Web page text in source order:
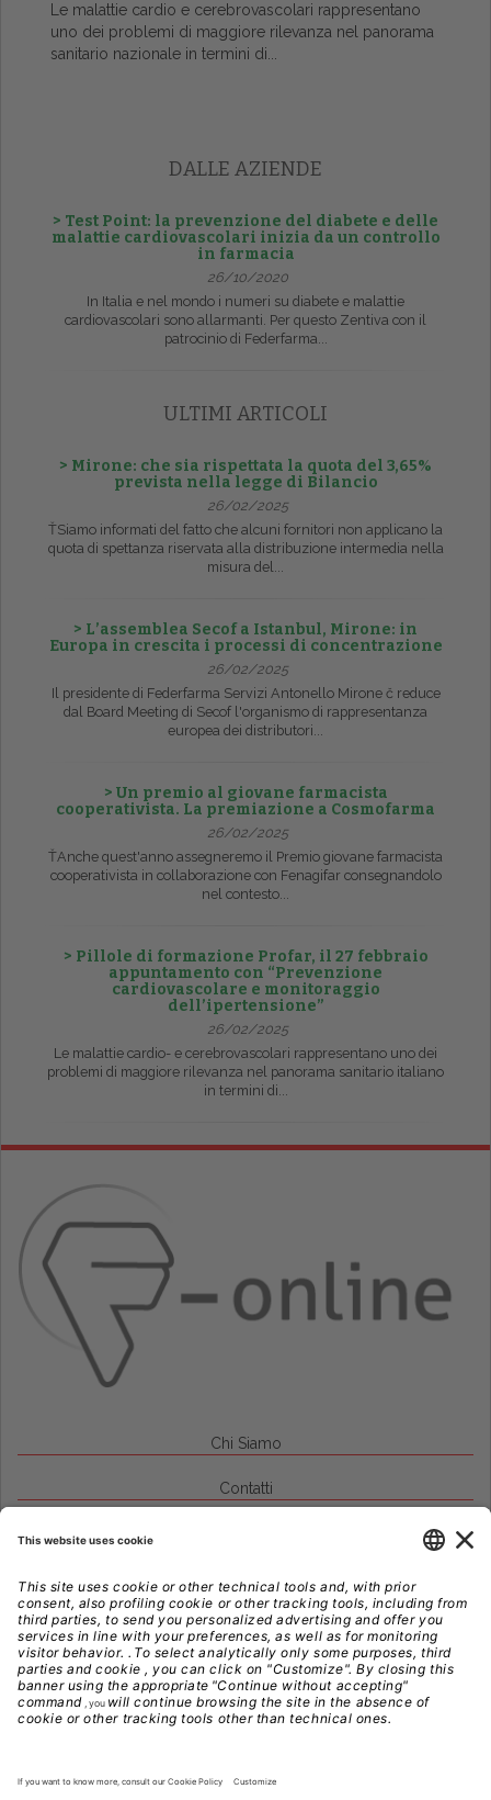
Le malattie cardio e cerebrovascolari rappresentano
uno dei problemi di maggiore rilevanza nel panorama
sanitario nazionale in termini di...
DALLE AZIENDE
> Test Point: la prevenzione del diabete e delle
malattie cardiovascolari inizia da un controllo
in farmacia
26/10/2020
In Italia e nel mondo i numeri su diabete e malattie
cardiovascolari sono allarmanti. Per questo Zentiva con il
patrocinio di Federfarma...
ULTIMI ARTICOLI
> Mirone: che sia rispettata la quota del 3,65%
prevista nella legge di Bilancio
26/02/2025
ŤSiamo informati del fatto che alcuni fornitori non applicano la
quota di spettanza riservata alla distribuzione intermedia nella
misura del...
> L’assemblea Secof a Istanbul, Mirone: in
Europa in crescita i processi di concentrazione
26/02/2025
Il presidente di Federfarma Servizi Antonello Mirone č reduce
dal Board Meeting di Secof l'organismo di rappresentanza
europea dei distributori...
> Un premio al giovane farmacista
cooperativista. La premiazione a Cosmofarma
26/02/2025
ŤAnche quest'anno assegneremo il Premio giovane farmacista
cooperativista in collaborazione con Fenagifar consegnandolo
nel contesto...
> Pillole di formazione Profar, il 27 febbraio
appuntamento con “Prevenzione
cardiovascolare e monitoraggio
dell’ipertensione”
26/02/2025
Le malattie cardio- e cerebrovascolari rappresentano uno dei
problemi di maggiore rilevanza nel panorama sanitario italiano
in termini di...
Chi Siamo
Contatti
Note Legali
Privacy
Gestione Cookie